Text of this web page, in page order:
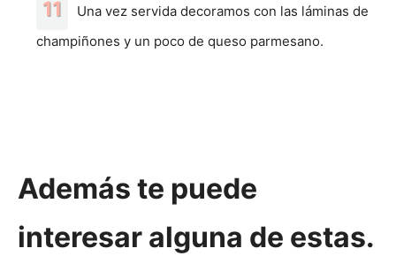
Una vez servida decoramos con las láminas de
champiñones y un poco de queso parmesano.
Además te puede
interesar alguna de estas.